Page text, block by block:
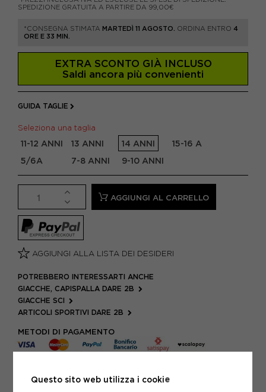
SPEDIZIONE GRATUITA A PARTIRE DA 99,00€
*CONSEGNA STIMATA MARTEDÌ 11 AGOSTO. ORDINA ENTRO 4
ORE E 33 MIN.
EXTRA SCONTO GIÀ INCLUSO
Saldi ancora più convenienti
GUIDA TAGLIE
Seleziona una taglia
11-12 ANNI 13 ANNI 14 ANNI
15-16 A
5/6A
7-8 ANNI 9-10 ANNI
AGGIUNGI AL CARRELLO
AGGIUNGI ALLA LISTA DEI DESIDERI
POTREBBERO INTERESSARTI ANCHE
GIACCHE, CAPISPALLA DARE 2B
GIACCHE SCI
ARTICOLI SPORTIVI DARE 2B
METODI DI PAGAMENTO
PIÙ INFORMAZIONI
Questo sito web utilizza i cookie